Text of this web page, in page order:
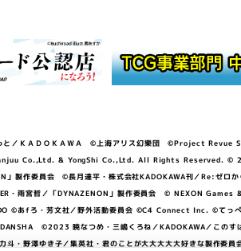
／ＫＡＤＯＫＡＷＡ ©上海アリス幻樂団 ©Project
Co.,Ltd. & YongShi Co.,Ltd. All Rights
作委員会 ©長月達平・株式会社KADOKAWA刊／Re:ゼロ
／「DYNAZENON」製作委員会 © NEXON Games &
あfろ・芳文社／野外活動委員会 ©C4 Connect Inc. ©てっ
©2023 暁なつめ・三嶋くろね／KADOKAWA
斗・野澤ゆき子／集英社・君のことが大大大大大好きな製